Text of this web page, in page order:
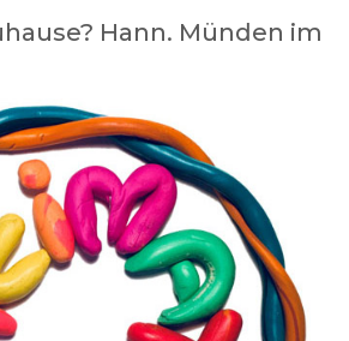
Hann. Münden im